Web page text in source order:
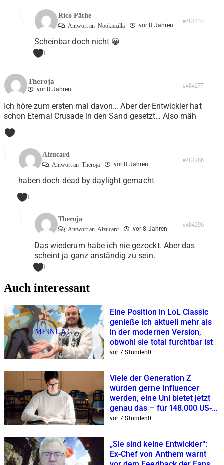
Rico Päthe
Antwort an Nookiezilla vor 8 Jahren
#484433
Scheinbar doch nicht 😀
0
Theroja
vor 8 Jahren #484277
Ich höre zum ersten mal davon… Aber der Entwickler hat
schon Eternal Crusade in den Sand gesetzt… Also mäh
0
Alzucard
Antwort an Theroja vor 8 Jahren
#484286
haben doch dead by daylight gemacht
0
Theroja
Antwort an Alzucard vor 8 Jahren
#484296
Das wiederum habe ich nie gezockt. Aber das
scheint ja ganz anständig zu sein.
0
Auch interessant
MEINUNG
Eine Position in LoL Classic
genieße ich aktuell mehr als
in der modernen Version,
obwohl sie total furchtbar ist
vor 7 Stunden0
Viele der Generation Z
würden gerne Influencer
werden, eine Uni bietet jetzt
genau das – für 148.000 US-
Dollar
vor 7 Stunden0
„Sie sind keine Entwickler“:
Ex-Chef von Anthem warnt